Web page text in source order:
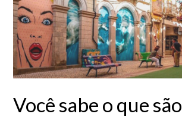
Você sabe o que são